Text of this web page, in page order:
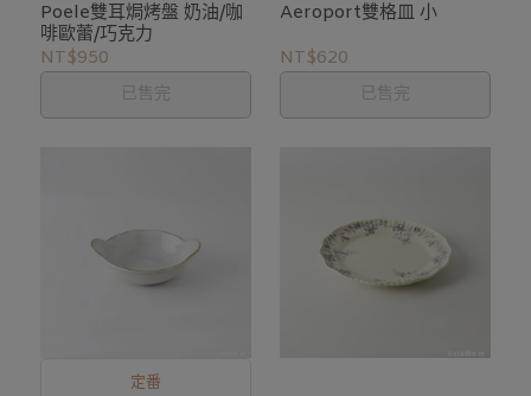
Poele雙耳焗烤盤 奶油/咖
啡歐蕾/巧克力
NT$950
已售完
Aeroport雙格皿 小
NT$620
已售完
定番